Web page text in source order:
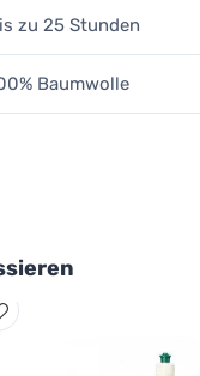
zu 25 Stunden
Baumwolle